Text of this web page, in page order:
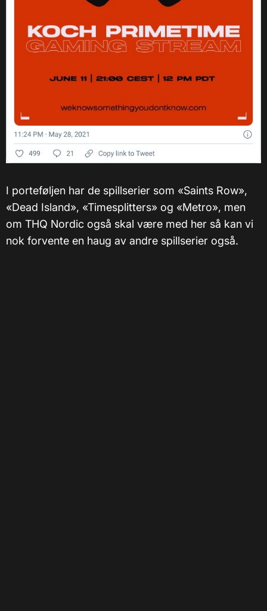
I porteføljen har de spillserier som «Saints Row»,
«Dead Island», «Timesplitters» og «Metro», men
om THQ Nordic også skal være med her så kan vi
nok forvente en haug av andre spillserier også.